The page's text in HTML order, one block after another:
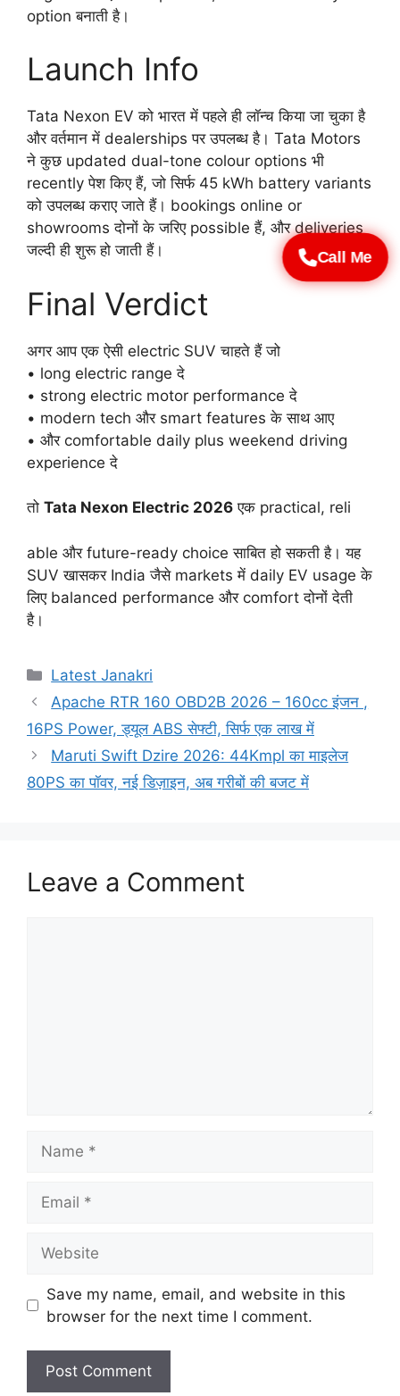
Call Me
option बनाती है।
Launch Info
Tata Nexon EV को भारत में पहले ही लॉन्च किया जा चुका है
और वर्तमान में dealerships पर उपलब्ध है। Tata Motors
ने कुछ updated dual-tone colour options भी
recently पेश किए हैं, जो सिर्फ 45 kWh battery variants
को उपलब्ध कराए जाते हैं। bookings online or
showrooms दोनों के जरिए possible हैं, और deliveries
जल्दी ही शुरू हो जाती हैं।
Final Verdict
अगर आप एक ऐसी electric SUV चाहते हैं जो
• long electric range दे
• strong electric motor performance दे
• modern tech और smart features के साथ आए
• और comfortable daily plus weekend driving
experience दे
तो Tata Nexon Electric 2026 एक practical, reli
able और future-ready choice साबित हो सकती है। यह
SUV खासकर India जैसे markets में daily EV usage के
लिए balanced performance और comfort दोनों देती
है।
Categories
Latest Janakri
Apache RTR 160 OBD2B 2026 – 160cc इंजन ,
16PS Power, ड्यूल ABS सेफ्टी, सिर्फ एक लाख में
Maruti Swift Dzire 2026: 44Kmpl का माइलेज
80PS का पॉवर, नई डिज़ाइन, अब गरीबों की बजट में
Leave a Comment
Save my name, email, and website in this
browser for the next time I comment.